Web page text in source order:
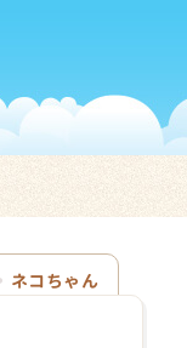
ネコちゃん